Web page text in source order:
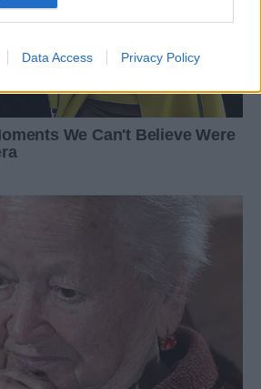
Data Access Privacy Policy